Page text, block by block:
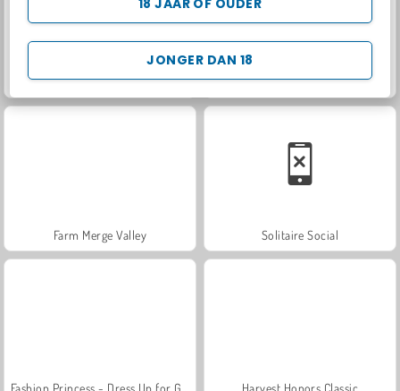
JONGER DAN 18
18 JAAR OF OUDER
Trollface Quest: USA 2 Scala 40
Farm Merge Valley Solitaire Social
Harvest Honors Classic